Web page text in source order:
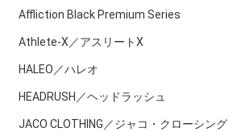
Affliction Black Premium Series
Athlete-X／アスリートX
HALEO／ハレオ
HEADRUSH／ヘッドラッシュ
JACO CLOTHING／ジャコ・クローシング